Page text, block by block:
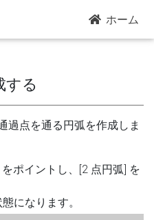
ホーム
する
過点を通る円弧を作成しま
ポイントし、[2 点円弧] を
になります。